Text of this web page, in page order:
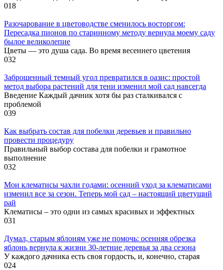
018
Разочарование в цветоводстве сменилось восторгом:
Пересадка пионов по старинному методу вернула моему саду
былое великолепие
Цветы — это душа сада. Во время весеннего цветения
032
Заброшенный темный угол превратился в оазис: простой
метод выбора растений для тени изменил мой сад навсегда
Введение Каждый дачник хотя бы раз сталкивался с
проблемой
039
Как выбрать состав для побелки деревьев и правильно
провести процедуру
Правильный выбор состава для побелки и грамотное
выполнение
032
Мои клематисы чахли годами: осенний уход за клематисами
изменил все за сезон. Теперь мой сад – настоящий цветущий
рай
Клематисы – это одни из самых красивых и эффектных
031
Думал, старым яблоням уже не помочь: осенняя обрезка
яблонь вернула к жизни 30-летние деревья за два сезона
У каждого дачника есть своя гордость, и, конечно, старая
024